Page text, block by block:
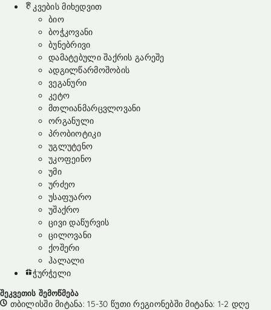
კვების მიხედვით
ბიო
ბოჭკოვანი
ბუნებრივი
დამატებული შაქრის გარეშე
ადგილწარმოშობის
ვეგანური
კეტო
მთლიანმარცვლოვანი
ორგანული
პრობიოტიკი
უგლუტენო
უკოფეინო
უმი
ურძეო
უსაფუარო
უშაქრო
ცივი დაწურვის
ცილოვანი
ქოშერი
ჰალალი
ჭურჭელი
შეკვეთის შემოწმება
თბილისში მიტანა: 15-30 წუთი რეგიონებში მიტანა: 1-2 დღე